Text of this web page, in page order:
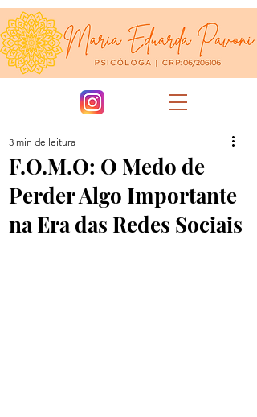
F.O.M.O: O Medo de
Perder Algo Importante
na Era das Redes Sociais
3 min de leitura